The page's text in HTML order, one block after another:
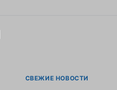
СВЕЖИЕ НОВОСТИ